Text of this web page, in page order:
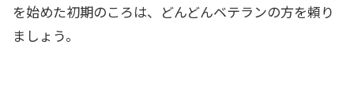
を始めた初期のころは、どんどんベテランの方を頼り
ましょう。